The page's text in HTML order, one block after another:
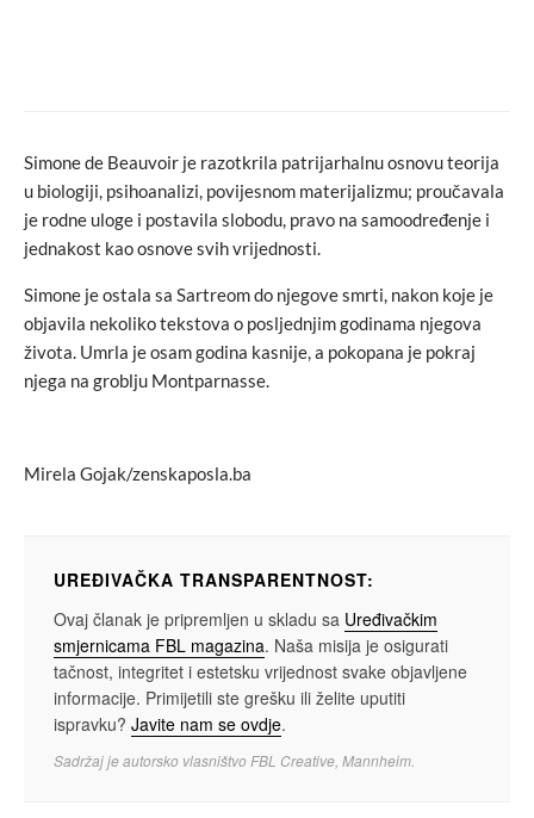
Simone de Beauvoir je razotkrila patrijarhalnu osnovu teorija
u biologiji, psihoanalizi, povijesnom materijalizmu; proučavala
je rodne uloge i postavila slobodu, pravo na samoodređenje i
jednakost kao osnove svih vrijednosti.
Simone je ostala sa Sartreom do njegove smrti, nakon koje je
objavila nekoliko tekstova o posljednjim godinama njegova
života. Umrla je osam godina kasnije, a pokopana je pokraj
njega na groblju Montparnasse.
Mirela Gojak/zenskaposla.ba
UREĐIVAČKA TRANSPARENTNOST:
Ovaj članak je pripremljen u skladu sa Uređivačkim
smjernicama FBL magazina. Naša misija je osigurati
tačnost, integritet i estetsku vrijednost svake objavljene
informacije. Primijetili ste grešku ili želite uputiti
ispravku? Javite nam se ovdje.
Sadržaj je autorsko vlasništvo FBL Creative, Mannheim.